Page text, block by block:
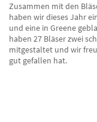
Zusammen mit den
haben wir dieses Jahr
und eine in Greene
haben 27 Bläser zwei
mitgestaltet und wir
gut gefallen hat.